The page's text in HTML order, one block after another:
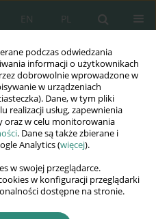
podczas odwiedzania
informacji o użytkownikach
dobrowolnie wprowadzone w
w urządzeniach
Dane, w tym pliki
realizacji usług, zapewnienia
oraz w celu monitorowania
. Dane są także zbierane i
Analytics (więcej).
w swojej przeglądarce.
w konfiguracji przeglądarki
dostępne na stronie.
PL
EN